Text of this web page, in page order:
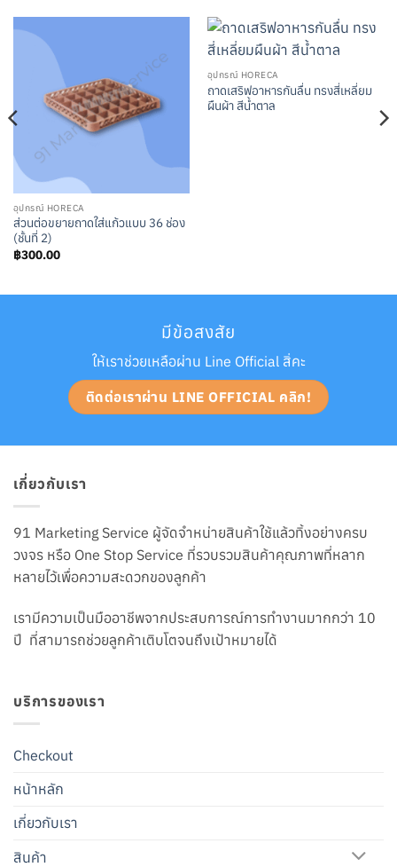
อุปกรณ์ HORECA
ส่วนต่อขยายถาดใส่แก้วแบบ 36 ช่อง
(ชั้นที่ 2)
฿300.00
อุปกรณ์ HORECA
ถาดเสริฟอาหารกันลื่น ทรงสี่เหลี่ยม
ผืนผ้า สีน้ำตาล
มีข้อสงสัย
ให้เราช่วยเหลือผ่าน Line Official สิ่คะ
ติดต่อเราผ่าน LINE OFFICIAL คลิก!
เกี่ยวกับเรา
91 Marketing Service ผู้จัดจำหน่ายสินค้าใช้แล้วทิ้งอย่างครบ
วงจร หรือ One Stop Service ที่รวบรวมสินค้าคุณภาพที่หลาก
หลายไว้เพื่อความสะดวกของลูกค้า
เรามีความเป็นมืออาชีพจากประสบการณ์การทำงานมากกว่า 10
ปี ที่สามารถช่วยลูกค้าเติบโตจนถึงเป้าหมายได้
บริการของเรา
Checkout
หน้าหลัก
เกี่ยวกับเรา
สินค้า